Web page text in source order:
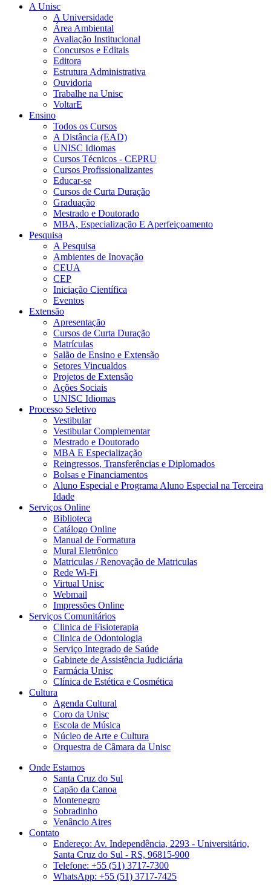
A Unisc
A Universidade
Área Ambiental
Avaliação Institucional
Concursos e Editais
Editora
Estrutura Administrativa
Ouvidoria
Trabalhe na Unisc
VoltarE
Ensino
Todos os Cursos
A Distância (EAD)
UNISC Idiomas
Cursos Técnicos - CEPRU
Cursos Profissionalizantes
Educar-se
Cursos de Curta Duração
Graduação
Mestrado e Doutorado
MBA, Especialização E Aperfeiçoamento
Pesquisa
A Pesquisa
Ambientes de Inovação
CEUA
CEP
Iniciação Científica
Eventos
Extensão
Apresentação
Cursos de Curta Duração
Matrículas
Salão de Ensino e Extensão
Setores Vincualdos
Projetos de Extensão
Ações Sociais
UNISC Idiomas
Processo Seletivo
Vestibular
Vestibular Complementar
Mestrado e Doutorado
MBA E Especialização
Reingressos, Transferências e Diplomados
Bolsas e Financiamentos
Aluno Especial e Programa Aluno Especial na Terceira
Idade
Serviços Online
Biblioteca
Catálogo Online
Manual de Formatura
Mural Eletrônico
Matriculas / Renovação de Matriculas
Rede Wi-Fi
Virtual Unisc
Webmail
Impressões Online
Serviços Comunitários
Clinica de Fisioterapia
Clinica de Odontologia
Serviço Integrado de Saúde
Gabinete de Assistência Judiciária
Farmácia Unisc
Clínica de Estética e Cosmética
Cultura
Agenda Cultural
Coro da Unisc
Escola de Música
Núcleo de Arte e Cultura
Orquestra de Câmara da Unisc
Onde Estamos
Santa Cruz do Sul
Capão da Canoa
Montenegro
Sobradinho
Venâncio Aires
Contato
Endereço: Av. Independência, 2293 - Universitário,
Santa Cruz do Sul - RS, 96815-900
Telefone: +55 (51) 3717-7300
WhatsApp: +55 (51) 3717-7425